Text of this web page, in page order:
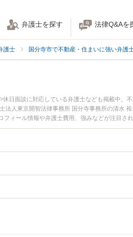
弁護士を探す 法律Q&Aを
護士 国分寺市で不動産・住まいに強い弁護
日面談に対応している弁護士なども掲載中。
人東京開智法律事務所 国分寺事務所の清水
ィール情報や弁護士費用、強みなどが注目さ
ブル解決の実績豊富な近くの弁護士を検索し
すめです。